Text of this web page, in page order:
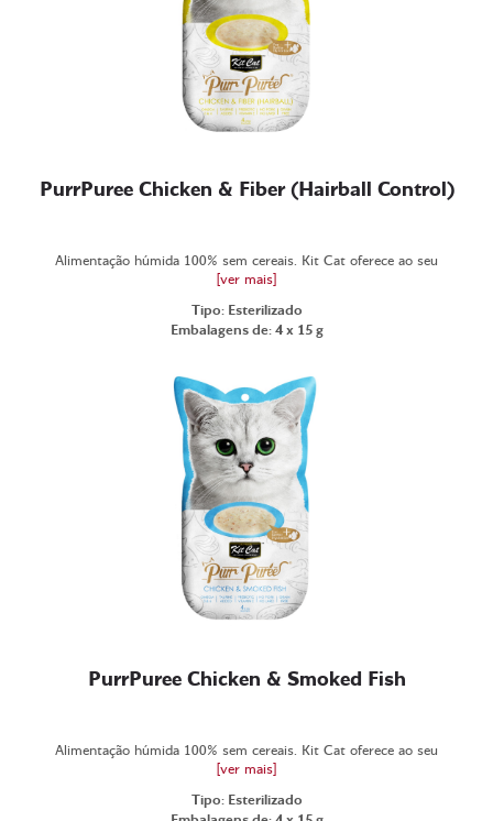
PurrPuree Chicken & Fiber (Hairball Control)
Alimentação húmida 100% sem cereais. Kit Cat oferece ao seu
[ver mais]
Tipo: Esterilizado
Embalagens de: 4 x 15 g
PurrPuree Chicken & Smoked Fish
Alimentação húmida 100% sem cereais. Kit Cat oferece ao seu
[ver mais]
Tipo: Esterilizado